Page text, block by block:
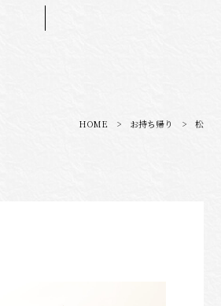
HOME > お持ち帰り > 松